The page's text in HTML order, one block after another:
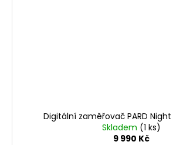
Digitální zaměřovač PARD Night
Skladem (1 ks)
9 990 Kč